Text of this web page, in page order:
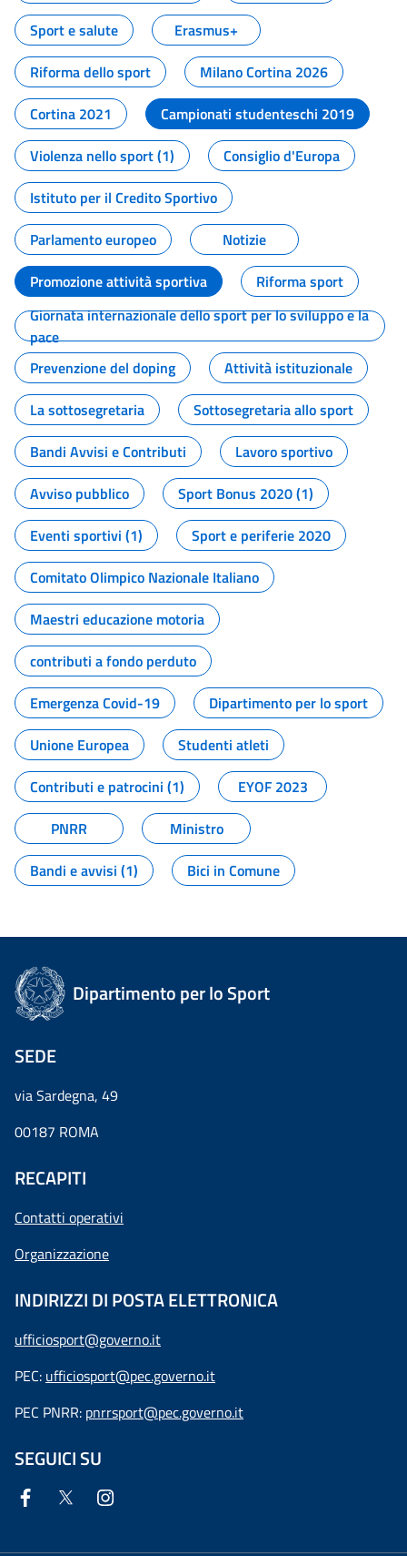
Sport e salute
Erasmus+
Riforma dello sport
Milano Cortina 2026
Cortina 2021
Campionati studenteschi 2019
Violenza nello sport (1)
Consiglio d'Europa
Istituto per il Credito Sportivo
Parlamento europeo
Notizie
Promozione attività sportiva
Riforma sport
Giornata internazionale dello sport per lo sviluppo e la
pace
Prevenzione del doping
Attività istituzionale
La sottosegretaria
Sottosegretaria allo sport
Bandi Avvisi e Contributi
Lavoro sportivo
Avviso pubblico
Sport Bonus 2020 (1)
Eventi sportivi (1)
Sport e periferie 2020
Comitato Olimpico Nazionale Italiano
Maestri educazione motoria
contributi a fondo perduto
Emergenza Covid-19
Dipartimento per lo sport
Unione Europea
Studenti atleti
Contributi e patrocini (1)
EYOF 2023
PNRR
Ministro
Bandi e avvisi (1)
Bici in Comune
Dipartimento per lo Sport
SEDE
via Sardegna, 49
00187 ROMA
RECAPITI
Contatti operativi
Organizzazione
INDIRIZZI DI POSTA ELETTRONICA
ufficiosport@governo.it
PEC: ufficiosport@pec.governo.it
PEC PNRR: pnrrsport@pec.governo.it
SEGUICI SU